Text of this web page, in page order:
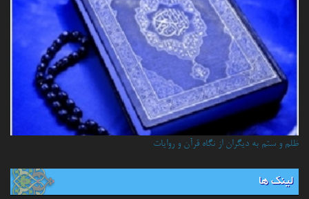
ظلم و ستم به دیگران از نگاه قرآن و روایات
لینک ها